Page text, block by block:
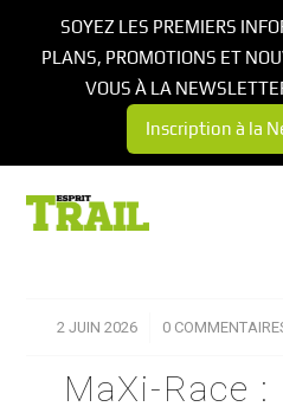
2 JUIN 2026
/ 0 /
MaXi-Race
SOYEZ LES PREMIERS
PLANS, PROMOTIONS ET
VOUS À LA
Inscription à la